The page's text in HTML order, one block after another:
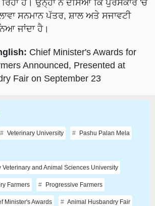
ਰਿਹਾ ਹੈ। ਉਨ੍ਹਾਂ ਨੇ ਦੱਸਿਆ ਕਿ ਪੁਰਸਕਾਰ 'ਚ
ਸਨਮਾਨ ਪੱਤਰ, ਸ਼ਾਲ ਅਤੇ ਸਜਾਵਟੀ
ਜਾਂਦਾ ਹੈ।
Chief Minister's Awards for
Announced, Presented at
Fair on September 23
Veterinary University Pashu Palan Mela
Veterinary and Animal Sciences University
Farmers Progressive Farmers
Minister's Awards Animal Husbandry Fair